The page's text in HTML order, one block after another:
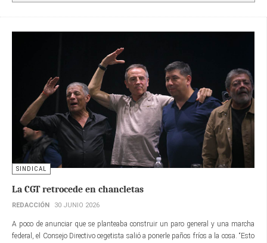
SINDICAL
La CGT retrocede en chancletas
REDACCIÓN 30 JUNIO 2026
A poco de anunciar que se planteaba construir un paro general y una marcha
federal, el Consejo Directivo cegetista salió a ponerle paños fríos a la cosa. “Esto